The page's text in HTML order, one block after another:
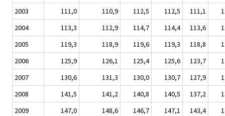
2003
111,0 110,9 112,5 112,5 111,1
2004
113,3 112,9 114,7 114,4 113,6
2005
119,3 118,9 119,6 119,3 118,8
2006
125,9 126,1 125,4 125,6 123,7
2007
130,6 131,3 130,0 130,7 127,9
2008
141,5 141,2 140,8 140,5 137,2
2009
147,0 148,6 146,7 147,1 143,4